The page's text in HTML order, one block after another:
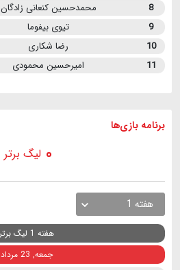
8
محمدحسین کنعانی زادگان
9
تیوی بیفوما
10
رضا شکاری
11
امیرحسین محمودی
برنامه بازی ها
لیگ برتر
هفته 1
هفته 1 لیگ برتر
جمعه, 23 مرداد